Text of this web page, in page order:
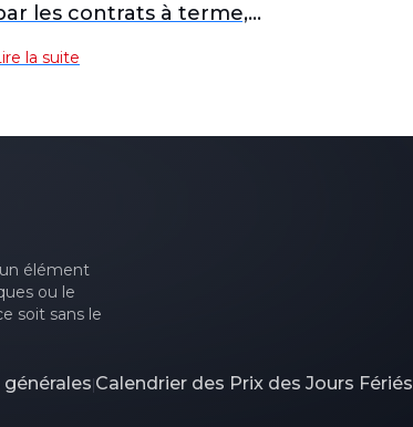
les contrats à terme,
une approche
la suite
élément
ou le
soit sans le
|Calendrier des Prix des Jours Fériés